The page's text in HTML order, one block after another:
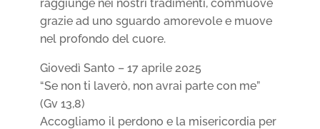
raggiunge nei nostri tradimenti, commuove
grazie ad uno sguardo amorevole e muove
nel profondo del cuore.
Giovedì Santo – 17 aprile 2025
“Se non ti laverò, non avrai parte con me”
(Gv 13,8)
Accogliamo il perdono e la misericordia per